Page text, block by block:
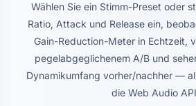
Wählen Sie ein Stimm-Preset oder
Ratio, Attack und Release ein,
Gain-Reduction-Meter in Echtzeit,
pegelabgeglichenem A/B und
Dynamikumfang vorher/nachher —
die Web Audio